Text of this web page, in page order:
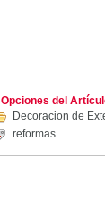
Opciones del
Decoracion de
reformas